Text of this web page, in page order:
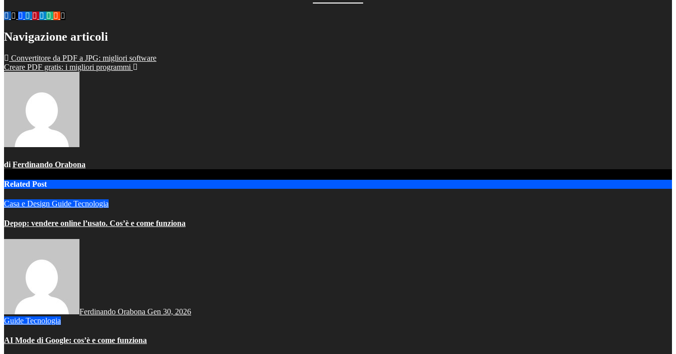
Navigazione articoli
Convertitore da PDF a JPG: migliori software
Creare PDF gratis: i migliori programmi
di Ferdinando Orabona
Related Post
Casa e Design Guide Tecnologia
Depop: vendere online l’usato. Cos’è e come funziona
Ferdinando Orabona Gen 30, 2026
Guide Tecnologia
AI Mode di Google: cos’è e come funziona